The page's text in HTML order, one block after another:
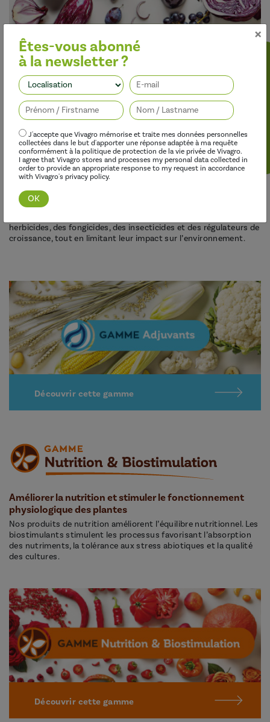
Découvrir cette gamme
Optimiser l’efficacité des traitements
herbicides, des fongicides, des insecticides et des régulateurs de
croissance, tout en limitant leur impact sur l’environnement.
Découvrir cette gamme
Améliorer la nutrition et stimuler le fonctionnement
physiologique des plantes
Nos produits de nutrition améliorent l’équilibre nutritionnel. Les
biostimulants stimulent les processus favorisant l’absorption
des nutriments, la tolérance aux stress abiotiques et la qualité
des cultures.
Découvrir cette gamme
×
Êtes-vous abonné
à la newsletter ?
J'accepte que Vivagro mémorise et traite mes données personnelles
collectées dans le but d'apporter une réponse adaptée à ma requête
conformément à la politique de protection de la vie privée de Vivagro.
I agree that Vivagro stores and processes my personal data collected in
order to provide an appropriate response to my request in accordance
with Vivagro's privacy policy.